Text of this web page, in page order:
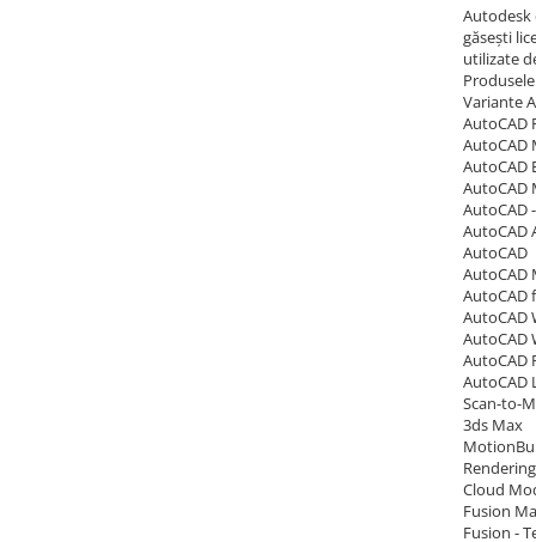
Autodesk
găsești
utilizate
Variante
AutoCAD
AutoCAD
AutoCAD
AutoCAD
AutoCAD
AutoCAD
AutoCAD
AutoCAD
AutoCAD
AutoCAD
AutoCAD
AutoCAD
AutoCAD
Scan-to-
3ds Max
Rendering
Cloud
Fusion
Fusion -